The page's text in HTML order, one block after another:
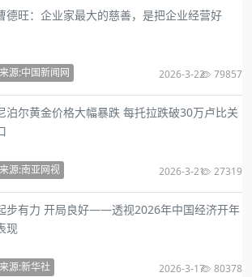
德旺：企业家最大的慈善，是把企业经营好
来源:中国新闻网 2026-3-22 79857
泊尔黄金价格大幅暴跌 每托拉跌破30万卢比关
来源:南亚网视 2026-3-21 27319
步有力 开局良好——透视2026年中国经济开年
现
来源:新华社 2026-3-17 80378